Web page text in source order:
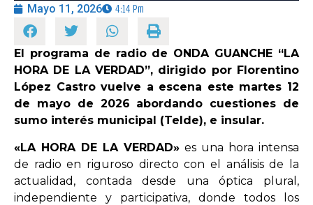
PROGRAMAS
Mayo 11, 2026 4:14 Pm
El programa de radio de ONDA GUANCHE “LA
HORA DE LA VERDAD”, dirigido por Florentino
López Castro vuelve a escena este martes 12
de mayo de 2026 abordando cuestiones de
sumo interés municipal (Telde), e insular.
«LA HORA DE LA VERDAD» es una hora intensa
de radio en riguroso directo con el análisis de la
actualidad, contada desde una óptica plural,
independiente y participativa, donde todos los